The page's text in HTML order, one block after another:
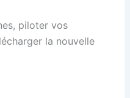
piloter vos
la nouvelle